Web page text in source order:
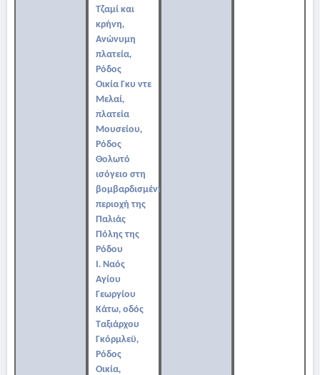
Τζαμί και
κρήνη,
Ανώνυμη
πλατεία,
Ρόδος
Οικία Γκυ ντε
Μελαί,
πλατεία
Μουσείου,
Ρόδος
Θολωτό
ισόγειο στη
βομβαρδισμένη
περιοχή της
Παλιάς
Πόλης της
Ρόδου
Ι. Ναός
Αγίου
Γεωργίου
Κάτω, οδός
Ταξιάρχου
Γκόρμλεϋ,
Ρόδος
Οικία,